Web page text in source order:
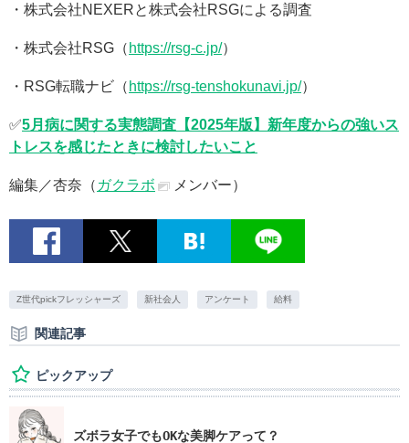
・株式会社NEXERと株式会社RSGによる調査
・株式会社RSG（ https://rsg-c.jp/）
・RSG転職ナビ（ https://rsg-tenshokunavi.jp/）
✅5月病に関する実態調査【2025年版】新年度からの強いス
トレスを感じたときに検討したいこと
編集／杏奈（ ガクラボ メンバー）
Z世代pickフレッシャーズ 新社会人 アンケート 給料
関連記事
ピックアップ
ズボラ女子でもOKな美脚ケアって？